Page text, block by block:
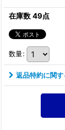
在庫数 49点
数量:
返品特約に関